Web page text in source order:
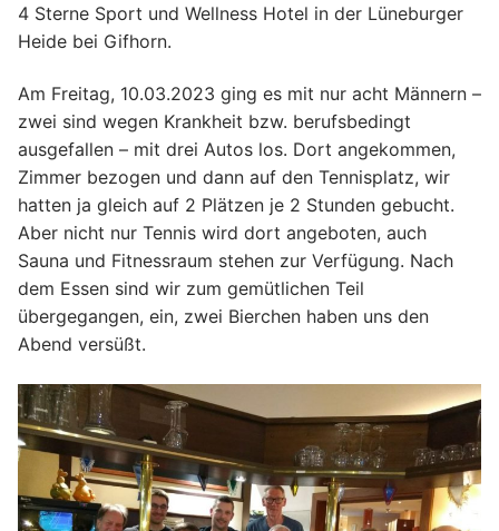
4 Sterne Sport und Wellness Hotel in der Lüneburger
Heide bei Gifhorn.
Am Freitag, 10.03.2023 ging es mit nur acht Männern –
zwei sind wegen Krankheit bzw. berufsbedingt
ausgefallen – mit drei Autos los. Dort angekommen,
Zimmer bezogen und dann auf den Tennisplatz, wir
hatten ja gleich auf 2 Plätzen je 2 Stunden gebucht.
Aber nicht nur Tennis wird dort angeboten, auch
Sauna und Fitnessraum stehen zur Verfügung. Nach
dem Essen sind wir zum gemütlichen Teil
übergegangen, ein, zwei Bierchen haben uns den
Abend versüßt.